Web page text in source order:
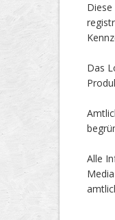
Das
Alle